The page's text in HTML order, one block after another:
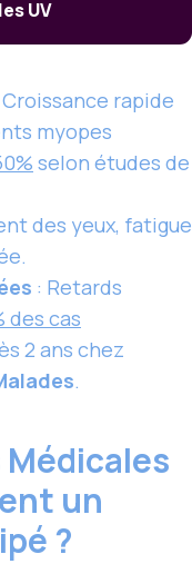
UV
Croissance rapide
myopes
selon études de
des yeux, fatigue
: Retards
des cas
2 ans chez
.
un
?